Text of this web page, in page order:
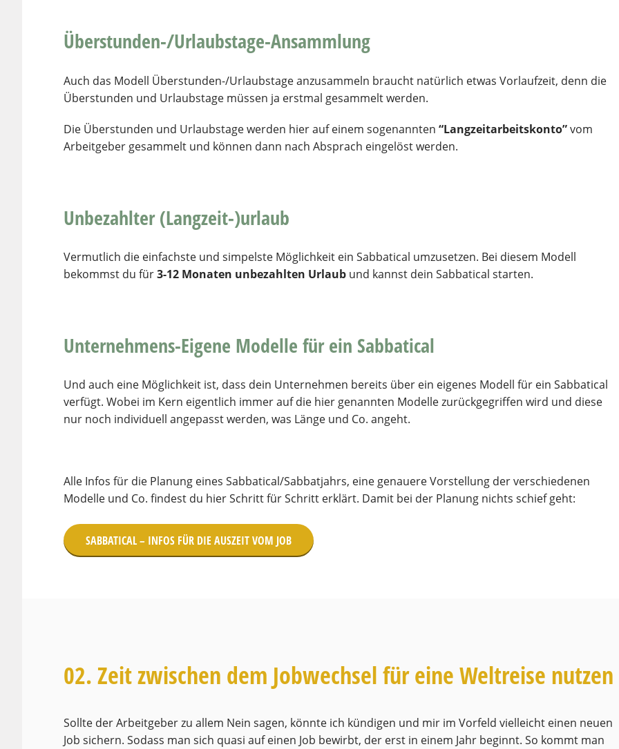
Überstunden-/Urlaubstage-Ansammlung
Auch das Modell Überstunden-/Urlaubstage anzusammeln braucht natürlich etwas Vorlaufzeit, denn die
Überstunden und Urlaubstage müssen ja erstmal gesammelt werden.
Die Überstunden und Urlaubstage werden hier auf einem sogenannten “Langzeitarbeitskonto”vom
Arbeitgeber gesammelt und können dann nach Absprach eingelöst werden.
Unbezahlter (Langzeit-)urlaub
Vermutlich die einfachste und simpelste Möglichkeit ein Sabbatical umzusetzen. Bei diesem Modell
bekommst du für3-12 Monaten unbezahlten Urlaub und kannst dein Sabbatical starten.
Unternehmens-Eigene Modelle für ein Sabbatical
Und auch eine Möglichkeit ist, dass dein Unternehmen bereits über ein eigenes Modell für ein Sabbatical
verfügt. Wobei im Kern eigentlich immer auf die hier genannten Modelle zurückgegriffen wird und diese
nur noch individuell angepasst werden, was Länge und Co. angeht.
Alle Infos für die Planung eines Sabbatical/Sabbatjahrs, eine genauere Vorstellung der verschiedenen
Modelle und Co. findest du hier Schritt für Schritt erklärt. Damit bei der Planung nichts schief geht:
SABBATICAL – INFOS FÜR DIE AUSZEIT VOM JOB
02. Zeit zwischen dem Jobwechsel für eine Weltreise nutzen
Sollte der Arbeitgeber zu allem Nein sagen, könnte ich kündigen und mir im Vorfeld vielleicht einen neuen
Job sichern. Sodass man sich quasi auf einen Job bewirbt, der erst in einem Jahr beginnt. So kommt man